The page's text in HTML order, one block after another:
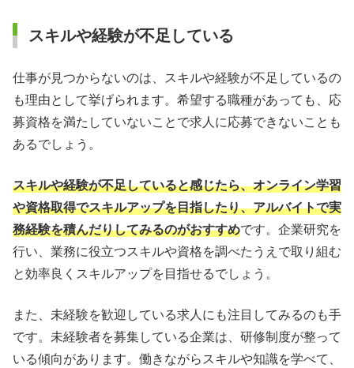
スキルや経験が不足している
仕事が見つからないのは、スキルや経験が不足しているの
も理由として挙げられます。希望する職種があっても、応
募資格を満たしていないことで求人に応募できないことも
あるでしょう。
スキルや経験が不足していると感じたら、オンライン学習
や資格取得でスキルアップを目指したり、アルバイトで実
務経験を積んだりしてみるのがおすすめです。企業研究を
行い、業務に役立つスキルや資格を調べたうえで取り組む
と効率良くスキルアップを目指せるでしょう。
また、未経験を歓迎している求人にも注目してみるのも手
です。未経験者を募集している企業は、研修制度が整って
いる傾向があります。働きながらスキルや知識を学べて、